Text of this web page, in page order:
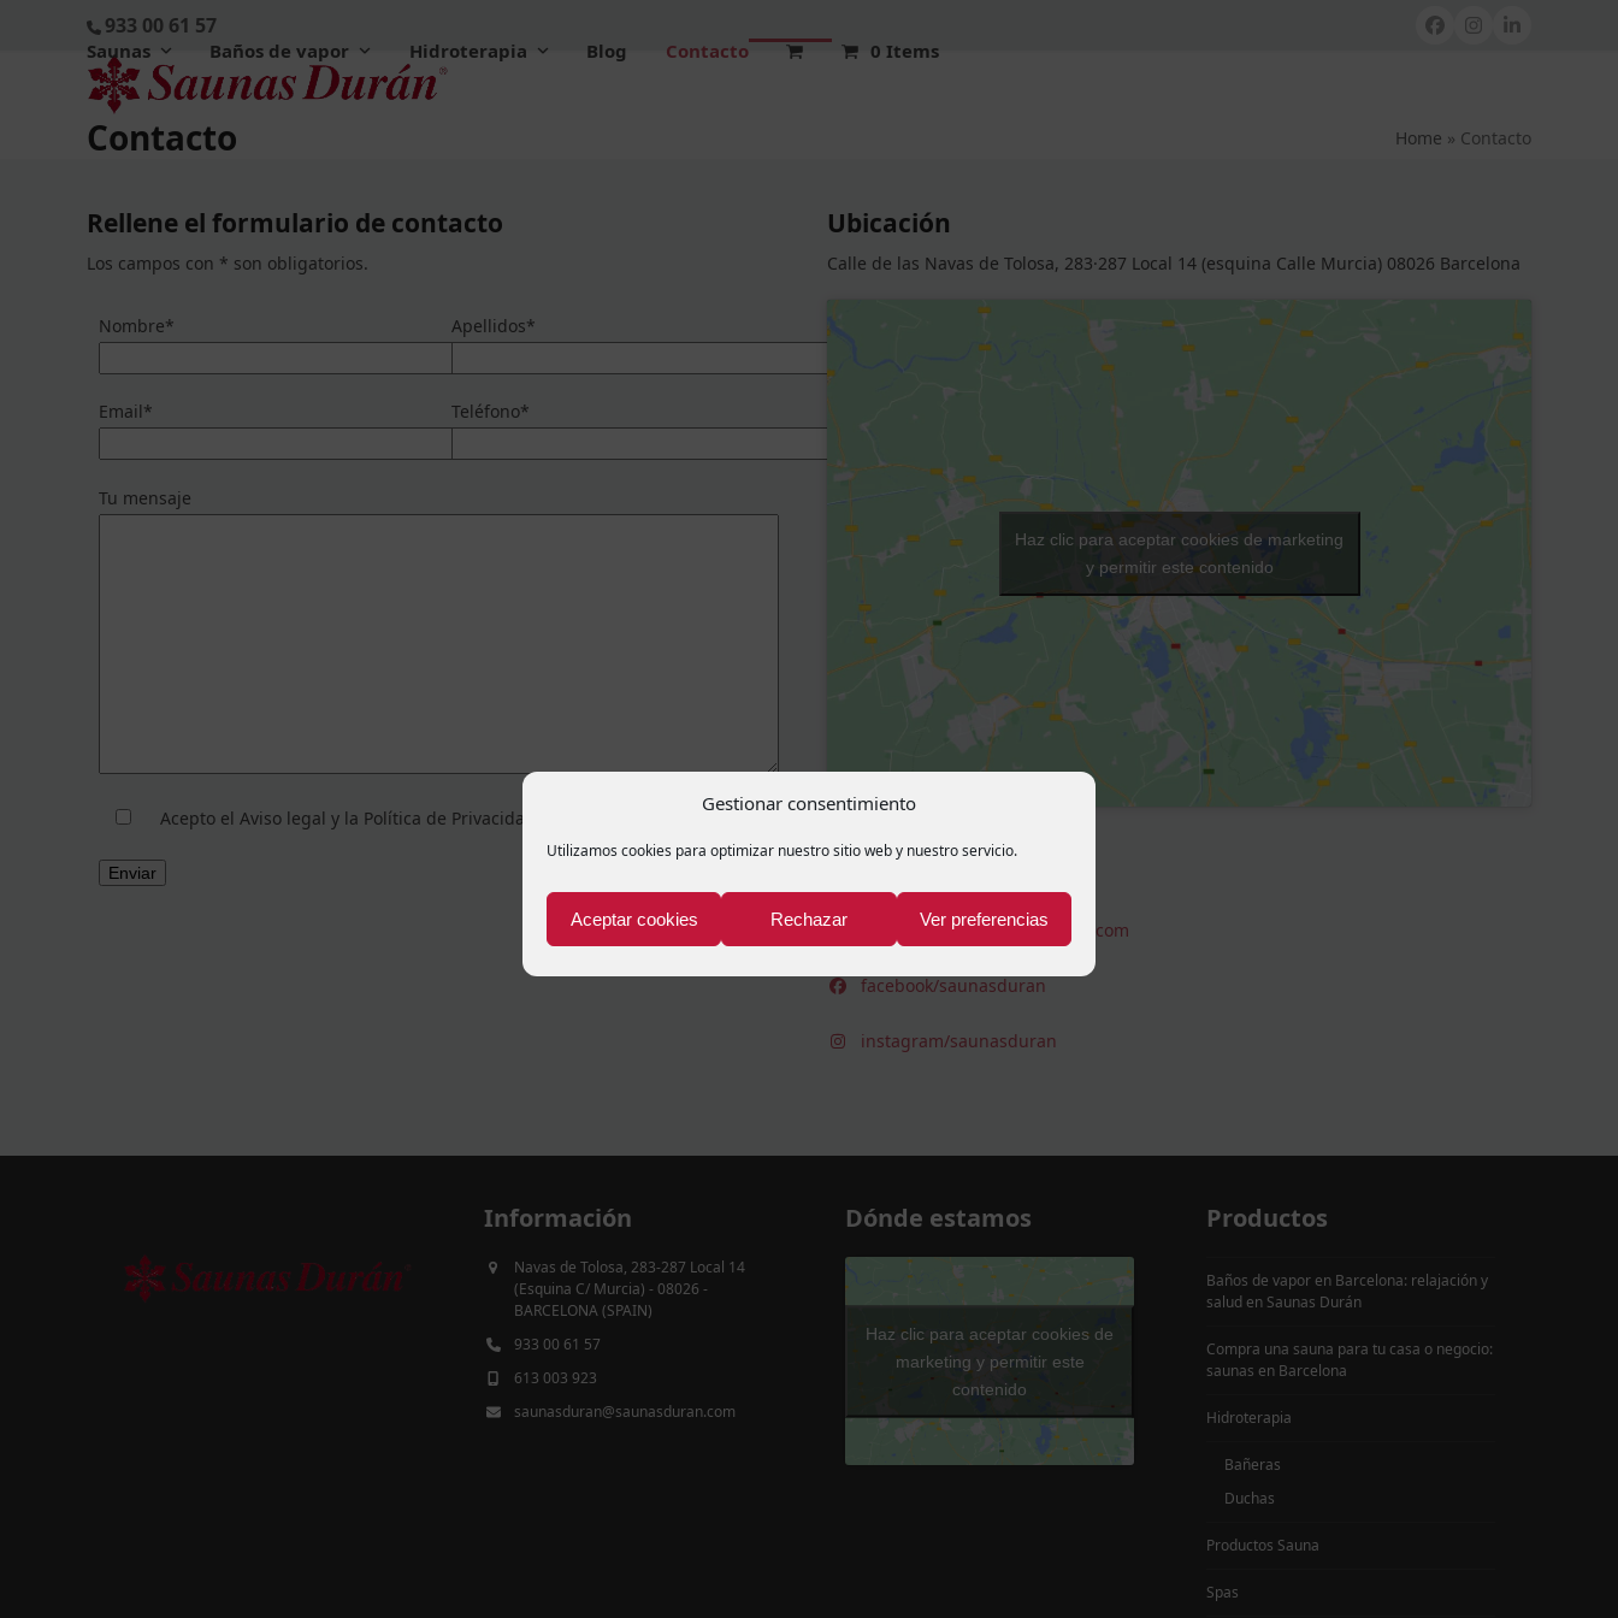
Gestionar consentimiento
Utilizamos cookies para optimizar nuestro sitio web y nuestro servicio.
Aceptar cookies Rechazar Ver preferencias
933 00 61 57 Facebook
Instagram
LinkedIn
Saunas Baños de vapor Hidroterapia Blog Contacto 0 Items
Contacto Home » Contacto
Rellene el formulario de contacto
Los campos con * son obligatorios.
Nombre* Apellidos*
Email* Teléfono*
Tu mensaje
Acepto el Aviso legal y la Política de Privacidad
Ubicación
Calle de las Navas de Tolosa, 283·287 Local 14 (esquina Calle Murcia) 08026 Barcelona
Haz clic para aceptar cookies de marketing
y permitir este contenido
933 00 61 57
saunasduran@saunasduran.com
facebook/saunasduran
instagram/saunasduran
Información
Navas de Tolosa, 283-287 Local 14
(Esquina C/ Murcia) - 08026 -
BARCELONA (SPAIN)
933 00 61 57
613 003 923
saunasduran@saunasduran.com
Dónde estamos
Haz clic para aceptar cookies de
marketing y permitir este
contenido
Productos
Baños de vapor en Barcelona: relajación y
salud en Saunas Durán
Compra una sauna para tu casa o negocio:
saunas en Barcelona
Hidroterapia
Bañeras
Duchas
Productos Sauna
Spas